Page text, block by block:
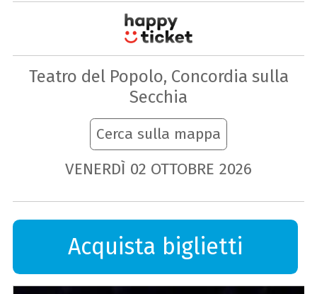
Teatro del Popolo, Concordia sulla
Secchia
Cerca sulla mappa
VENERDÌ 02 OTTOBRE 2026
Acquista biglietti